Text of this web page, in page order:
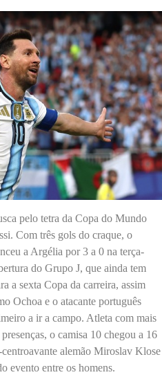
pelo tetra da Copa do Mundo
Com três gols do craque, o
a Argélia por 3 a 0 na terça-
do Grupo J, que ainda tem
a sexta Copa da carreira, assim
Ochoa e o atacante português
a ir a campo. Atleta com mais
o camisa 10 chegou a 16
alemão Miroslav Klose
evento entre os homens.